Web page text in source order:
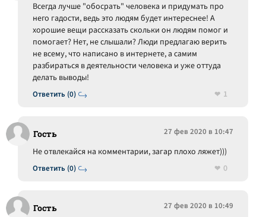
Ответить (0)
Всегда лучше "обосрать" человека и придумать про
него гадости, ведь это людям будет интереснее! А
хорошие вещи рассказать скольки он людям помог и
помогает? Нет, не слышали? Люди предлагаю верить
не всему, что написано в интернете, а самим
разбираться в деятельности человека и уже оттуда
делать выводы!
1
Гость 27 фев 2020 в 10:47
Ответить (0)
Не отвлекайся на комментарии, загар плохо ляжет)))
0
Гость 27 фев 2020 в 10:49